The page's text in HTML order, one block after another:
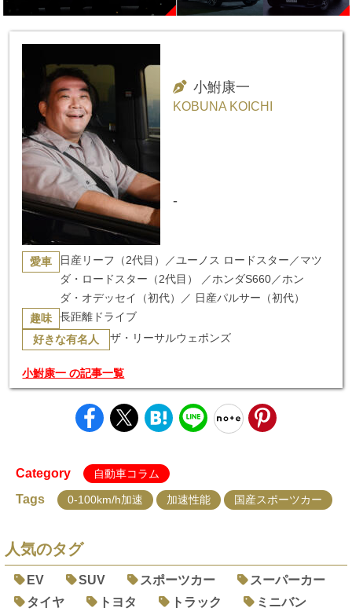
小鮒康一
KOBUNA KOICHI
-
愛車
日産リーフ（2代目）／ユーノス ロードスター／マツ
ダ・ロードスター（2代目） ／ホンダS660／ホン
ダ・オデッセイ（初代）／ 日産パルサー（初代）
趣味 長距離ドライブ
好きな有名人 ザ・リーサルウェポンズ
小鮒康一 の記事一覧
Category 自動車コラム
Tags 0-100km/h加速 加速性能 国産スポーツカー
人気のタグ
EV SUV スポーツカー
スーパーカー
タイヤ
トヨタ トラック
ミニバン